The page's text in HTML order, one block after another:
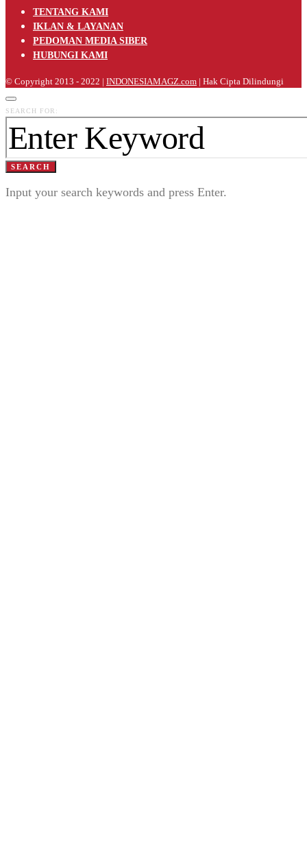
TENTANG KAMI
IKLAN & LAYANAN
PEDOMAN MEDIA SIBER
HUBUNGI KAMI
© Copyright 2013 - 2022 | INDONESIAMAGZ.com | Hak Cipta Dilindungi
SEARCH FOR:
SEARCH
Input your search keywords and press Enter.